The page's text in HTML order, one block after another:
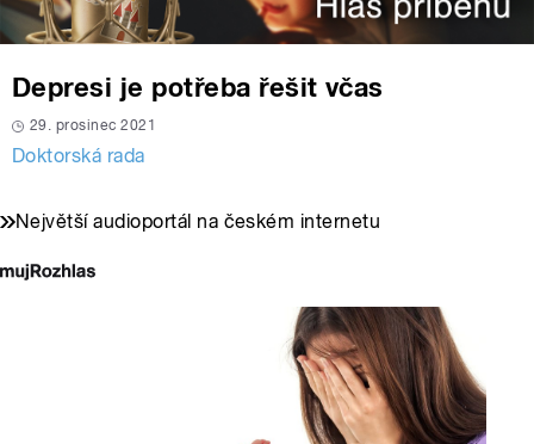
Depresi je potřeba řešit včas
29. prosinec 2021
Doktorská rada
Největší audioportál na českém internetu